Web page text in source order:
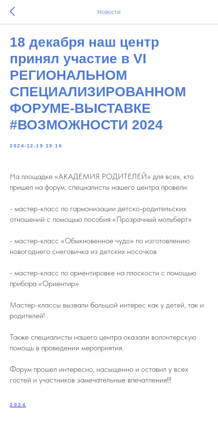
Новости
18 декабря наш центр
принял участие в VI
РЕГИОНАЛЬНОМ
СПЕЦИАЛИЗИРОВАННОМ
ФОРУМЕ-ВЫСТАВКЕ
#ВОЗМОЖНОСТИ 2024
2024-12-19 19:16
На площадке «АКАДЕМИЯ РОДИТЕЛЕЙ» для всех, кто
пришел на форум, специалисты нашего центра провели:
- мастер-класс по гармонизации детско-родительских
отношений с помощью пособия «Прозрачный мольберт»
- мастер-класс «Обыкновенное чудо» по изготовлению
новогоднего снеговичка из детских носочков
- мастер-класс по ориентировке на плоскости с помощью
прибора «Ориентир»
Мастер-классы вызвали большой интерес как у детей, так и
родителей!
Также специалисты нашего центра оказали волонтерскую
помощь в проведении мероприятия.
Форум прошел интересно, насыщенно и оставил у всех
гостей и участников замечательные впечатления!!!
2024